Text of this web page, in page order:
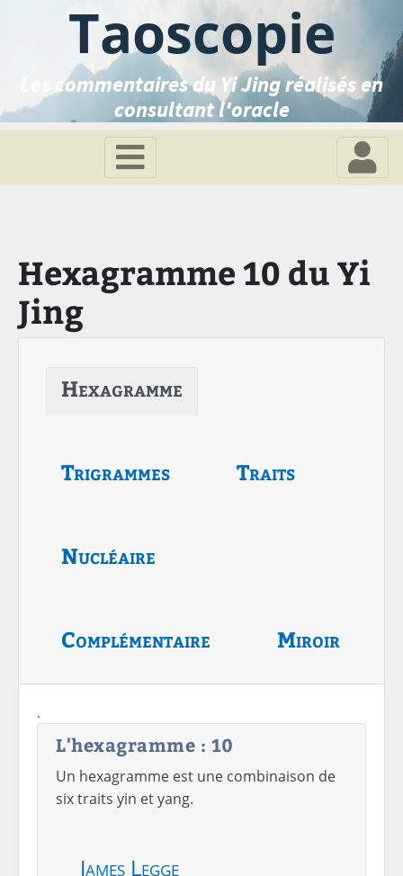
Taoscopie
Les commentaires du Yi Jing réalisés en
consultant l'oracle
Hexagramme 10 du Yi
Jing
Hexagramme
Trigrammes Traits
Nucléaire
Complémentaire Miroir
.
L'hexagramme : 10
Un hexagramme est une combinaison de
six traits yin et yang.
James Legge